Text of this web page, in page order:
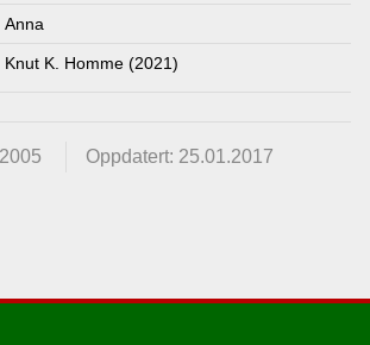
Anna
Knut K. Homme (2021)
Oppdatert: 25.01.2017